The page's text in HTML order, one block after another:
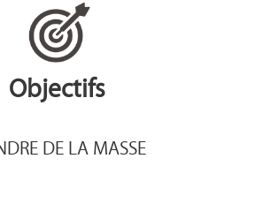
Objectifs
DE LA MASSE